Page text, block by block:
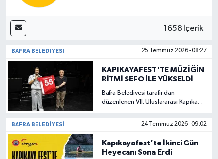
1658 İçerik
BAFRA BELEDIYESI 25 Temmuz 2026 - 08:27
KAPIKAYAFEST'TE MÜZİĞİN
RİTMİ SEFO İLE YÜKSELDİ
Bafra Belediyesi tarafından
düzenlenen VII. Uluslararası Kapıkaya
üçüncü gününde sahne alan sevilen
buluşarak festival alanında unutulmaz
bir geceye imza attı.
BAFRA BELEDIYESI 24 Temmuz 2026 - 09:02
Kapıkayafest’te İkinci Gün
Heyecanı Sona Erdi